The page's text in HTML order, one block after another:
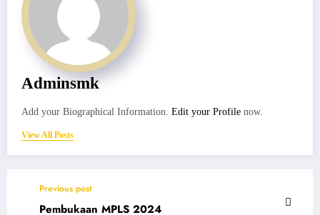
Adminsmk
Add your Biographical Information. Edit your Profile now.
View All Posts
Previous post
Pembukaan MPLS 2024